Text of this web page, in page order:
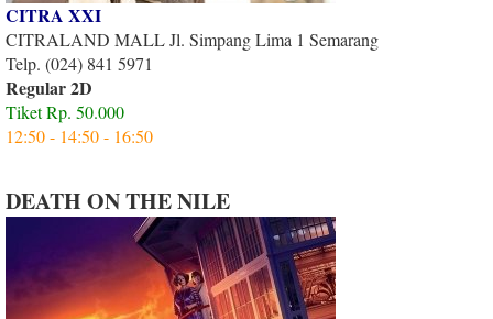
CITRA XXI
CITRALAND MALL Jl. Simpang Lima 1 Semarang
Telp. (024) 841 5971
Regular 2D
Tiket Rp. 50.000
12:50 - 14:50 - 16:50
DEATH ON THE NILE